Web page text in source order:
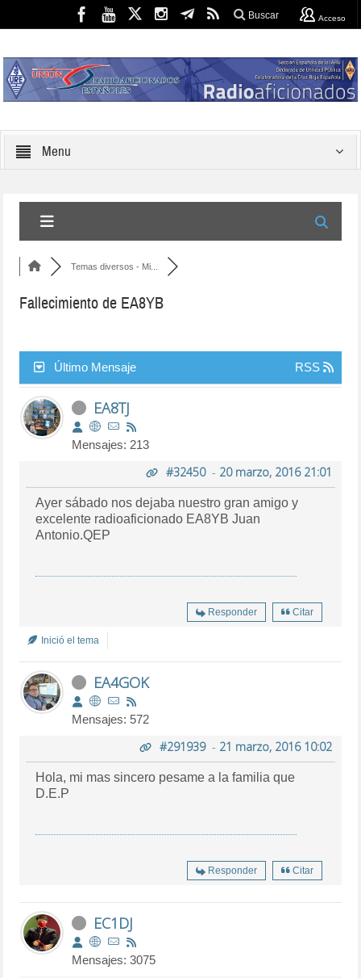
Buscar Acceso
Menu
Temas diversos - Mi...
Fallecimiento de EA8YB
Último Mensaje RSS
EA8TJ
Mensajes: 213
#32450- 20 marzo, 2016 21:01
Ayer sábado nos dejaba nuestro gran amigo y
excelente radioaficionado EA8YB Juan
Antonio.QEP
Responder Citar
Inició el tema
EA4GOK
Mensajes: 572
#291939- 21 marzo, 2016 10:02
Hola, mi mas sincero pesame a la familia que
D.E.P
Responder Citar
EC1DJ
Mensajes: 3075